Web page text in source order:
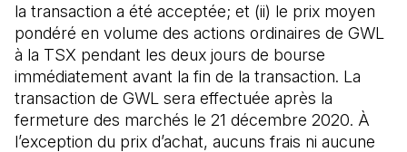
la transaction a été acceptée; et (ii) le prix moyen
pondéré en volume des actions ordinaires de GWL
à la TSX pendant les deux jours de bourse
immédiatement avant la fin de la transaction. La
transaction de GWL sera effectuée après la
fermeture des marchés le 21 décembre 2020. À
l’exception du prix d’achat, aucuns frais ni aucune